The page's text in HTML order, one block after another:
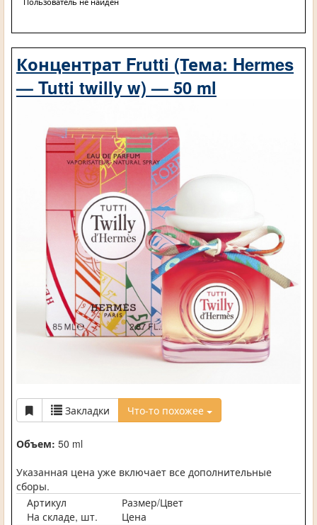
Концентрат Frutti (Тема: Hermes
— Tutti twilly w) — 50 ml
Закладки Что-то похожее
Объем: 50 ml
Указанная цена уже включает все дополнительные
сборы.
Артикул
Размер/Цвет
На складе, шт.
Цена